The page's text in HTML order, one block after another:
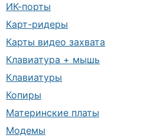
ИК-порты
Карт-ридеры
Карты видео захвата
Клавиатура + мышь
Клавиатуры
Копиры
Материнские платы
Модемы